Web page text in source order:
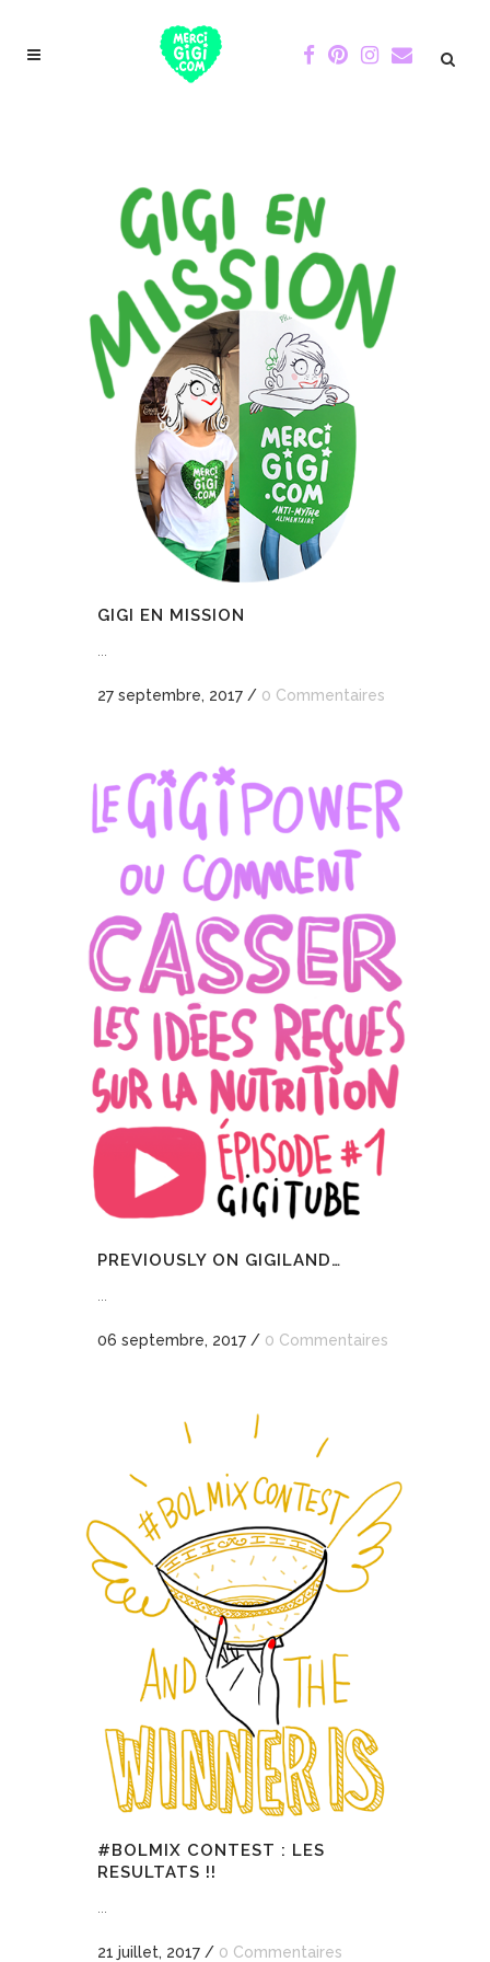
GIGI EN MISSION
27 septembre, 2017 / 0 Commentaires
PREVIOUSLY ON GIGILAND…
...
06 septembre, 2017 / 0 Commentaires
#BOLMIX CONTEST : LES
RESULTATS !!
21 juillet, 2017 / 0 Commentaires